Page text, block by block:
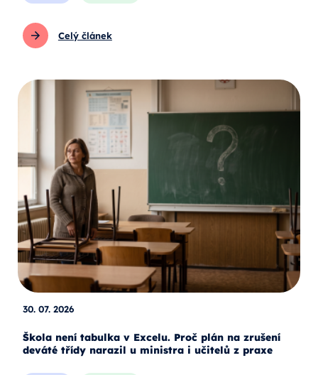
Celý článek
30. 07. 2026
Škola není tabulka v Excelu. Proč plán na zrušení
deváté třídy narazil u ministra i učitelů z praxe